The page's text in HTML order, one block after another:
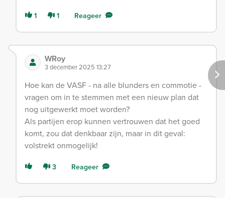
1 1 Reageer
WRoy
3 december 2025 13:27
Hoe kan de VASF - na alle blunders en commotie -
vragen om in te stemmen met een nieuw plan dat
nog uitgewerkt moet worden?
Als partijen erop kunnen vertrouwen dat het goed
komt, zou dat denkbaar zijn, maar in dit geval:
volstrekt onmogelijk!
3 Reageer